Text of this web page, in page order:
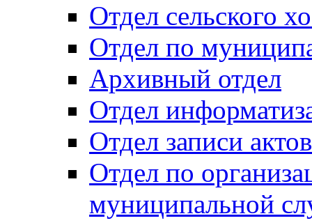
Отдел сельского
Отдел по
Архивный отдел
Отдел
Отдел записи
Отдел по
муниципальной